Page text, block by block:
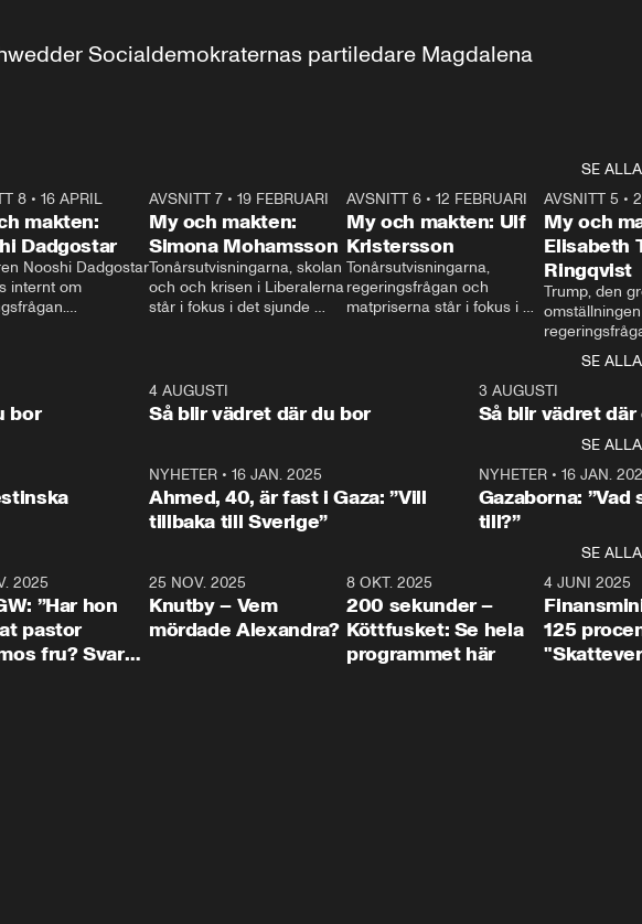
Socialdemokraternas partiledare Magdalena
SE ALLA
8• 16 APRIL
makten:
Dadgostar
Nooshi Dadgostar
internt om
upp i val. Ska vi
så sitter vi förstås
24:30
AVSNITT 7• 19 FEBRUARI
My och makten:
Simona Mohamsson
Tonårsutvisningarna, skolan
och och krisen i Liberalerna
står i fokus i det sjunde
kommentator My
Rohwedder ställer
utbildnings- och
Mohamsson till svars.
27:30
AVSNITT 6 •12 FEBRUARI
My och makten: Ulf
Kristersson
Tonårsutvisningarna,
regeringsfrågan och
matpriserna står i fokus i
Rohwedder ställer
statsminister Ulf Kristersson
AVSNITT 5 •
My och
Elisabeth
Ringqvist
Trump, den
centrum i
avsnittet av
Makten”. Se
Aftonbladets
Rohwedder
Thand Ring
SE ALLA
bor
4 AUGUSTI
Så blir vädret där du bor
3 AUGUSTI
Så blir vädret där
SE ALLA
NYHETER• 16 JAN. 2025
Ahmed, 40, är fast i Gaza: ”Vill
tillbaka till Sverige”
NYHETER• 16 JAN.
Gazaborna:
till?”
SE ALLA
2025
”Har hon
pastor
fru? Svar
31:05
25 NOV. 2025
Knutby – Vem
mördade Alexandra?
4:29
8 OKT. 2025
200 sekunder –
Köttfusket: Se hela
programmet här
4 JUNI 2025
125